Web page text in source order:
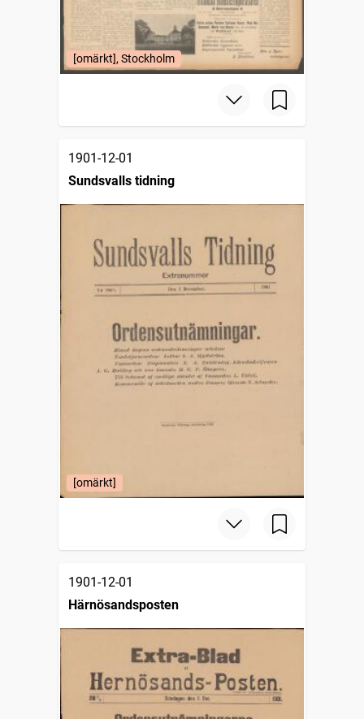
[omärkt], Stockholm
1901-12-01
Sundsvalls tidning
[omärkt]
1901-12-01
Härnösandsposten